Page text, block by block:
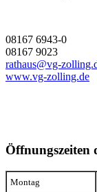
08167 6943-0
08167 9023
rathaus@vg-
www.vg-zolling.de
Öffnungszeiten
Montag